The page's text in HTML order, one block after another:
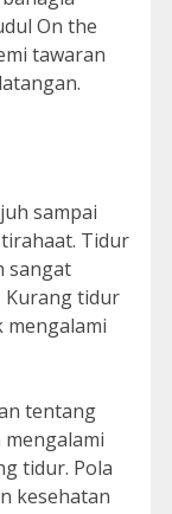
On the
tawaran
sampai
Tidur
sangat
Kurang tidur
mengalami
tentang
tidur. Pola
kesehatan